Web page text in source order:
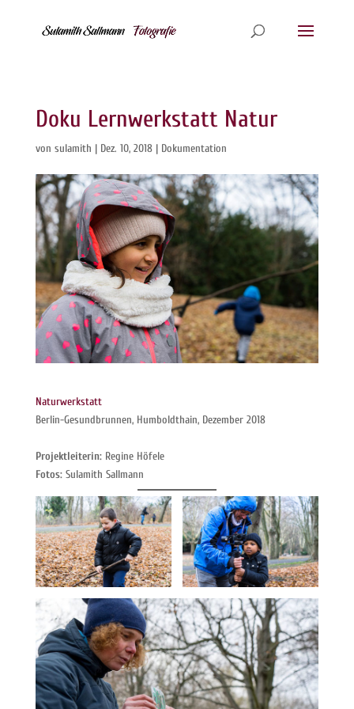
Doku Lernwerkstatt Natur
von sulamith | Dez. 10, 2018| Dokumentation
Naturwerkstatt
Berlin-Gesundbrunnen, Humboldthain, Dezember 2018
Projektleiterin: Regine Höfele
Fotos:Sulamith Sallmann